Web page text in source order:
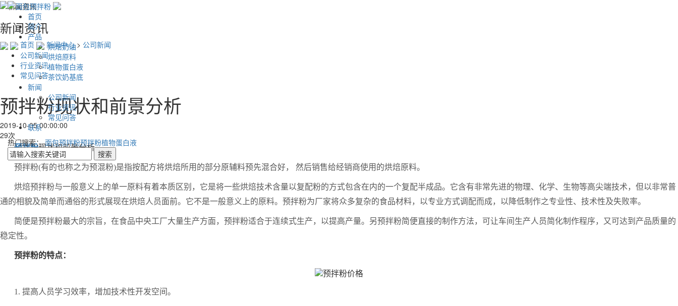
首页
简介
产品
烘焙奶油
烘焙原料
植物蛋白液
茶饮奶基底
新闻
公司新闻
行业资讯
常见问答
联系
热门搜索：面包预拌粉预拌粉植物蛋白液
新闻资讯
首页 新闻中心> 公司新闻
公司新闻
行业资讯
常见问答
预拌粉现状和前景分析
2019-10-05 00:00:00
29次
预拌粉现状和前景分析
预拌粉(有的也称之为预混粉)是指按配方将烘焙所用的部分原辅料预先混合好， 然后销售给经销商使用的烘焙原料。
烘焙预拌粉与一般意义上的单一原料有着本质区别，它是将一些烘焙技术含量以复配粉的方式包含在内的一个复配半成品。它含有非常先进的物理、化学、生物等高尖端技术，但以非常普
通的相貌及简单而通俗的形式展现在烘焙人员面前。它不是一般意义上的原料。预拌粉为厂家将众多复杂的食品材料，以专业方式调配而成，以降低制作之专业性、技术性及失败率。
简便是预拌粉最大的宗旨，在食品中央工厂大量生产方面，预拌粉适合于连续式生产，以提高产量。另预拌粉简便直接的制作方法，可让车间生产人员简化制作程序，又可达到产品质量的
稳定性。
预拌粉的特点：
1. 提高人员学习效率，增加技术性开发空间。